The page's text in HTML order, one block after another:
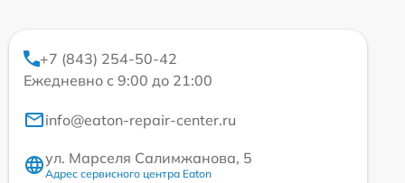
+7 (843) 254-50-42
Ежедневно с 9:00 до 21:00
info@eaton-repair-center.ru
ул. Марселя Салимжанова, 5
Адрес сервисного центра Eaton